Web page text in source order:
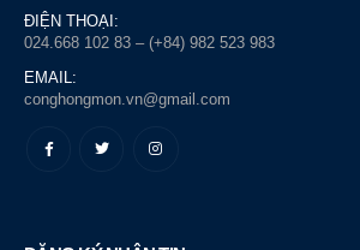
ĐIỆN THOẠI:
024.668 102 83 – (+84) 982 523 983
EMAIL:
conghongmon.vn@gmail.com